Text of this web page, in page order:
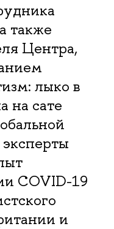
также
Центра,
лыко в
на сате
COVID-19
и